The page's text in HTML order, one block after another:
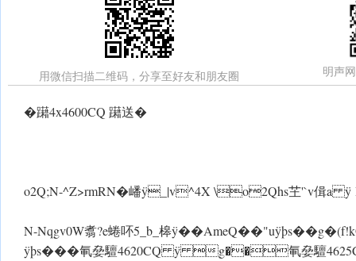
用微信扫描二维码，分享至好友和朋友圈 明声
�躤4x4600CQ 躤送�
o2Q;N-^Z>rmRN�嶓 ÿ_|v^4X \o2Qhs芏'`v偮a ÿ
N-Nqgv0W翥?e蜷吥5_b_槔 ÿ��AmeQ��"u ÿþs��
ÿþs���氠姭驙4620CQ ÿ g��氠姭驙